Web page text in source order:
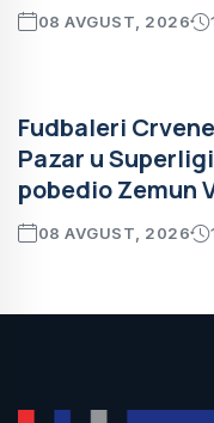
08 AVGUST, 2026
Fudbaleri
Pazar u
pobedio Zemun
08 AVGUST, 2026